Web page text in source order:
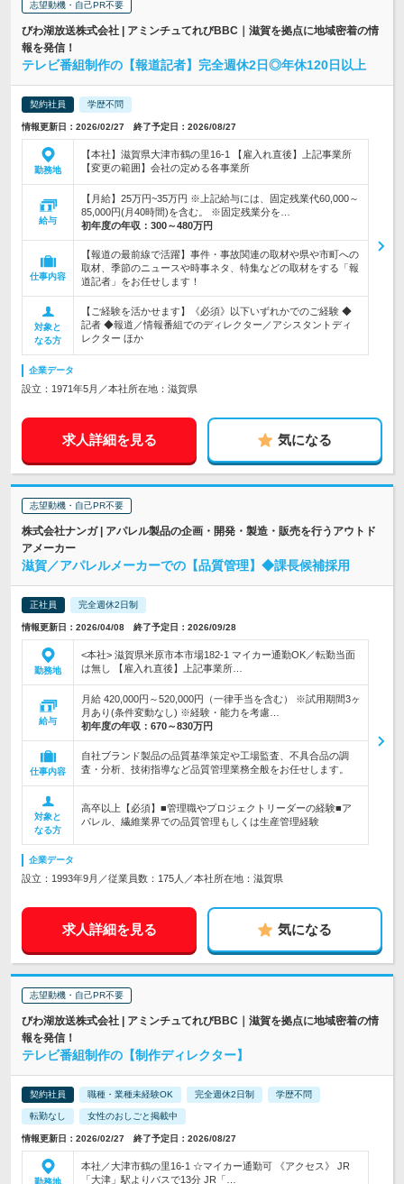
志望動機・自己PR不要
びわ湖放送株式会社 | アミンチュてれびBBC｜滋賀を拠点に地域密着の情
報を発信！
テレビ番組制作の【報道記者】完全週休2日◎年休120日以上
契約社員 学歴不問
情報更新日：2026/02/27 終了予定日：2026/08/27
勤務地
【本社】滋賀県大津市鶴の里16-1 【雇入れ直後】上記事業所
【変更の範囲】会社の定める各事業所
給与
【月給】25万円~35万円 ※上記給与には、固定残業代60,000～
85,000円(月40時間)を含む。 ※固定残業分を…
初年度の年収： 300～480万円
仕事内容
【報道の最前線で活躍】事件・事故関連の取材や県や市町への
取材、季節のニュースや時事ネタ、特集などの取材をする「報
道記者」をお任せします！
対象と
なる方
【ご経験を活かせます】《必須》以下いずれかでのご経験 ◆
記者 ◆報道／情報番組でのディレクター／アシスタントディ
レクター ほか
企業データ
設立：1971年5月／本社所在地：滋賀県
求人詳細を見る 気になる
志望動機・自己PR不要
株式会社ナンガ | アパレル製品の企画・開発・製造・販売を行うアウトド
アメーカー
滋賀／アパレルメーカーでの【品質管理】◆課長候補採用
正社員 完全週休2日制
情報更新日：2026/04/08 終了予定日：2026/09/28
勤務地
<本社> 滋賀県米原市本市場182-1 マイカー通勤OK／転勤当面
は無し 【雇入れ直後】上記事業所…
給与
月給 420,000円～520,000円（一律手当を含む） ※試用期間3ヶ
月あり(条件変動なし) ※経験・能力を考慮…
初年度の年収： 670～830万円
仕事内容
自社ブランド製品の品質基準策定や工場監査、不具合品の調
査・分析、技術指導など品質管理業務全般をお任せします。
対象と
なる方
高卒以上【必須】■管理職やプロジェクトリーダーの経験■ア
パレル、繊維業界での品質管理もしくは生産管理経験
企業データ
設立：1993年9月／従業員数：175人／本社所在地：滋賀県
求人詳細を見る 気になる
志望動機・自己PR不要
びわ湖放送株式会社 | アミンチュてれびBBC｜滋賀を拠点に地域密着の情
報を発信！
テレビ番組制作の【制作ディレクター】
契約社員 職種・業種未経験OK 完全週休2日制 学歴不問
転勤なし 女性のおしごと掲載中
情報更新日：2026/02/27 終了予定日：2026/08/27
勤務地
本社／大津市鶴の里16-1 ☆マイカー通勤可 《アクセス》 JR
「大津」駅よりバスで13分 JR「…